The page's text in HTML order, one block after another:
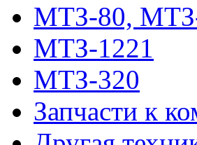
МТЗ-80,
МТЗ-1221
МТЗ-320
Запчасти к